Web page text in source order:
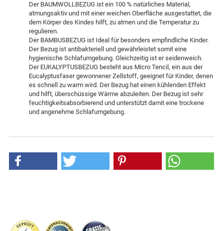
Der BAUMWOLLBEZUG ist ein 100 % natürliches Material,
atmungsaktiv und mit einer weichen Oberfläche ausgestattet, die
dem Körper des Kindes hilft, zu atmen und die Temperatur zu
regulieren.
Der BAMBUSBEZUG ist Ideal für besonders empfindliche Kinder.
Der Bezug ist antibakteriell und gewährleistet somit eine
hygienische Schlafumgebung. Gleichzeitig ist er seidenweich.
Der EUKALYPTUSBEZUG besteht aus Micro Tencil, ein aus der
Eucalyptusfaser gewonnener Zellstoff, geeignet für Kinder, denen
es schnell zu warm wird. Der Bezug hat einen kühlenden Effekt
und hilft, überschüssige Wärme abzuleiten. Der Bezug ist sehr
feuchtigkeitsabsorbierend und unterstützt damit eine trockene
und angenehme Schlafumgebung.